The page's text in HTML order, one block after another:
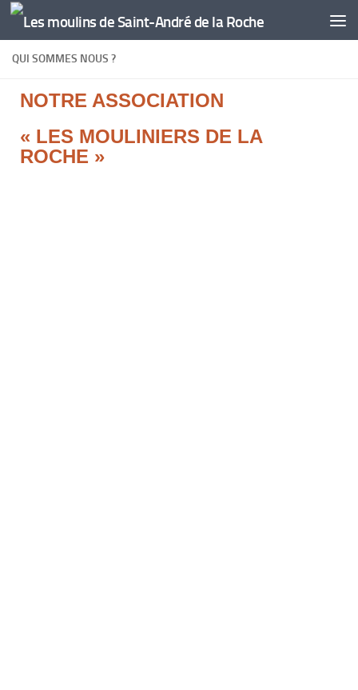
Skip to content
QUI SOMMES NOUS ?
NOTRE ASSOCIATION
« LES MOULINIERS DE LA
ROCHE »